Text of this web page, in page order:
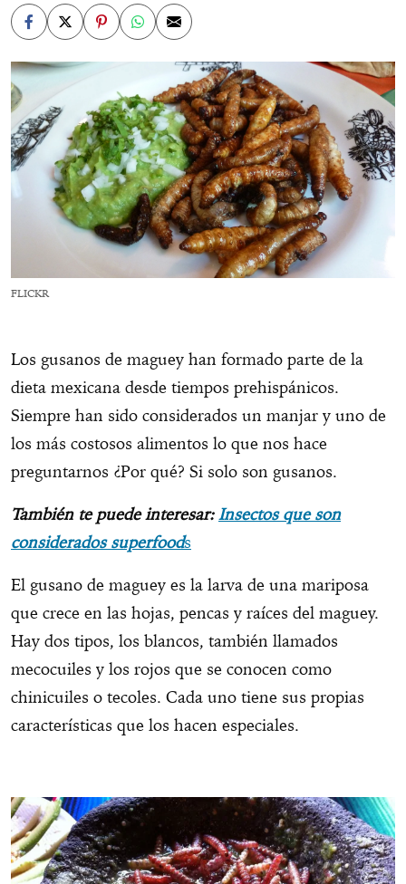
FLICKR
Los gusanos de maguey han formado parte de la
dieta mexicana desde tiempos prehispánicos.
Siempre han sido considerados un manjar y uno de
los más costosos alimentos lo que nos hace
preguntarnos ¿Por qué? Si solo son gusanos.
También te puede interesar:Insectos que son
considerados superfoods
El gusano de maguey es la larva de una mariposa
que crece en las hojas, pencas y raíces del maguey.
Hay dos tipos, los blancos, también llamados
mecocuiles y los rojos que se conocen como
chinicuiles o tecoles. Cada uno tiene sus propias
características que los hacen especiales.